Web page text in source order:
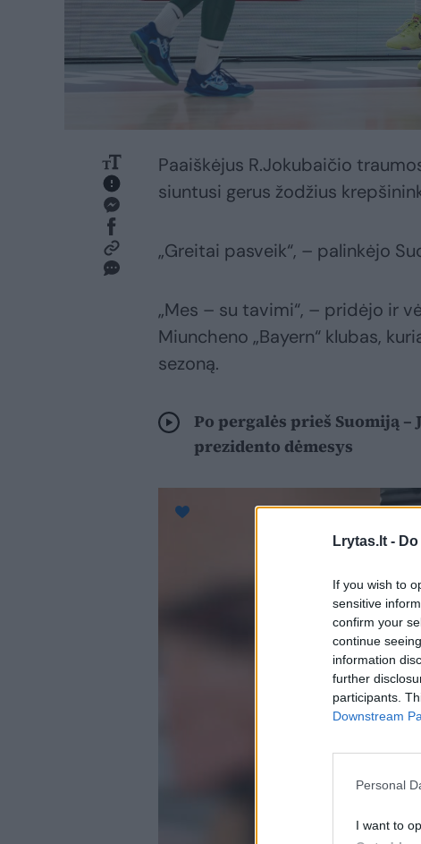
Lrytas.lt -
If you wish to
sensitive
confirm your
continue
information
further
participants.
Downstream
Personal
I want to
Paaiškėjus R.Jokubaičio
siuntusi gerus žodžius
„Greitai pasveik“, – palinkėjo
„Mes – su tavimi“, – pridėjo ir
Miuncheno „Bayern“ klubas,
sezoną.
Po pergalės prieš Suomiją
prezidento dėmesys